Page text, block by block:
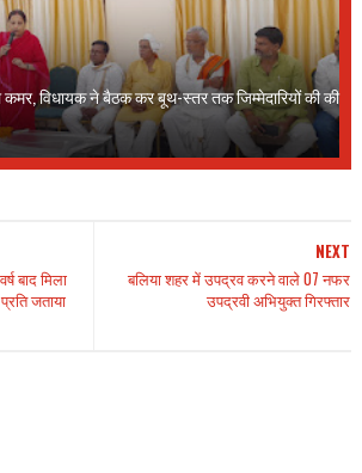
विधायक ने बैठक कर बूथ-स्तर तक जिम्मेदारियों की की
NEXT
बलिया शहर में उपद्रव करने वाले 07 नफर
उपद्रवी अभियुक्त गिरफ्तार
बाद मिला
जताया